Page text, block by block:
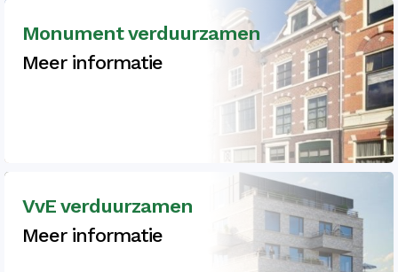
Monument verduurzamen
Meer informatie
VvE verduurzamen
Meer informatie